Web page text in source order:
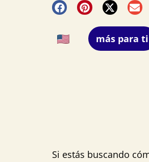
más para ti
Si estás buscando